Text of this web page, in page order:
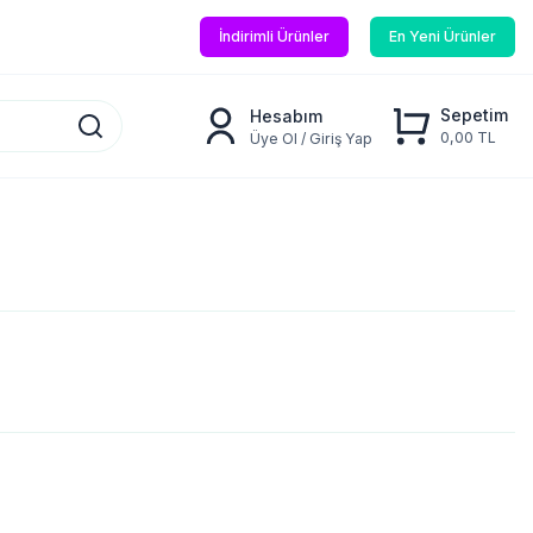
İndirimli Ürünler En Yeni Ürünler
Hesabım
Üye Ol / Giriş Yap
Sepetim
0,00 TL